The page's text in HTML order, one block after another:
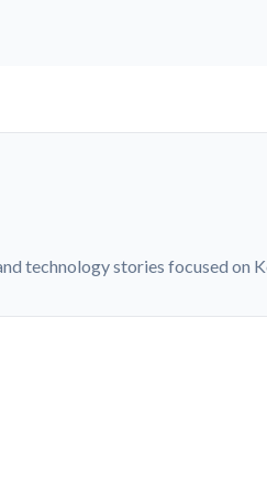
technology stories focused on